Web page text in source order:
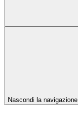
Nascondi la navigazione